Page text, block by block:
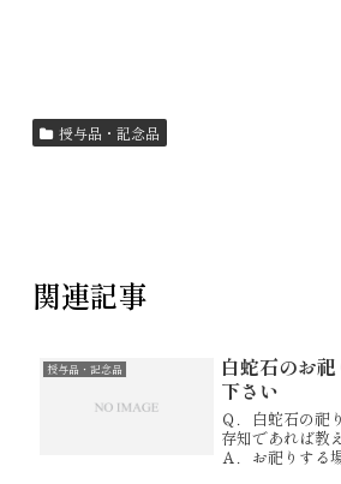
授与品・記念品
関連記事
授与品・記念品
白蛇石のお
下さい
Ｑ．白蛇石の
存知であれば
Ａ．お祀りする